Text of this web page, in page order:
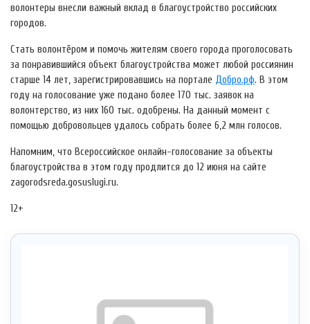
волонтеры внесли важный вклад в благоустройство российских
городов.
Стать волонтёром и помочь жителям своего города проголосовать
за понравившийся объект благоустройства может любой россиянин
старше 14 лет, зарегистрировавшись на портале Добро.рф. В этом
году на голосование уже подано более 170 тыс. заявок на
волонтерство, из них 160 тыс. одобрены. На данный момент с
помощью добровольцев удалось собрать более 6,2 млн голосов.
Напомним, что Всероссийское онлайн-голосование за объекты
благоустройства в этом году продлится до 12 июня на сайте
zagorodsreda.gosuslugi.ru.
12+